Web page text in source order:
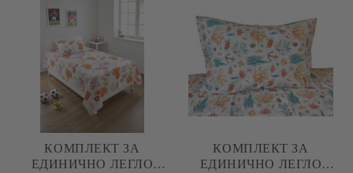
(ПОПЛИН), 3 ЧАСТИ
КОМПЛЕКТ ЗА
ЕДИНИЧНО ЛЕГЛО
КОМПЛЕКТ ЗА
ЕДИНИЧНО ЛЕГЛО